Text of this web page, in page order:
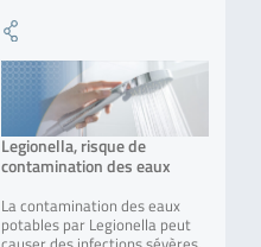
Legionella, risque de
contamination des eaux
La contamination des eaux
potables par Legionella peut